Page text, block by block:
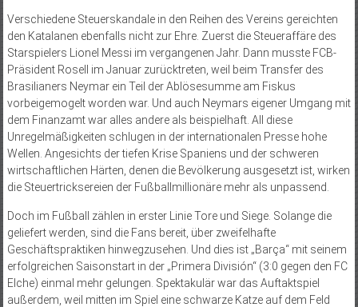
Verschiedene Steuerskandale in den Reihen des Vereins gereichten
den Katalanen ebenfalls nicht zur Ehre. Zuerst die Steueraffäre des
Starspielers Lionel Messi im vergangenen Jahr. Dann musste FCB-
Präsident Rosell im Januar zurücktreten, weil beim Transfer des
Brasilianers Neymar ein Teil der Ablösesumme am Fiskus
vorbeigemogelt worden war. Und auch Neymars eigener Umgang mit
dem Finanzamt war alles andere als beispielhaft. All diese
Unregelmäßigkeiten schlugen in der internationalen Presse hohe
Wellen. Angesichts der tiefen Krise Spaniens und der schweren
wirtschaftlichen Härten, denen die Bevölkerung ausgesetzt ist, wirken
die Steuertricksereien der Fußballmillionäre mehr als unpassend.
Doch im Fußball zählen in erster Linie Tore und Siege. Solange die
geliefert werden, sind die Fans bereit, über zweifelhafte
Geschäftspraktiken hinwegzusehen. Und dies ist „Barça“ mit seinem
erfolgreichen Saisonstart in der „Primera División“ (3:0 gegen den FC
Elche) einmal mehr gelungen. Spektakulär war das Auftaktspiel
außerdem, weil mitten im Spiel eine schwarze Katze auf dem Feld